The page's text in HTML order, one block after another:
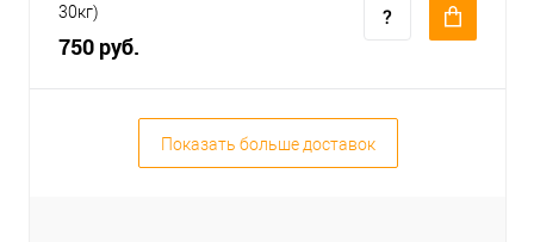
30кг)
750 руб.
Показать больше доставок